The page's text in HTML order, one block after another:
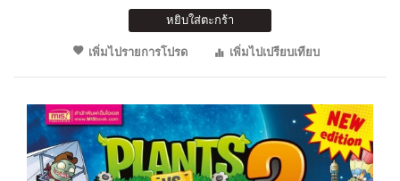
หยิบใส่ตะกร้า
เพิ่มไปรายการโปรด
เพิ่มไปเปรียบเทียบ